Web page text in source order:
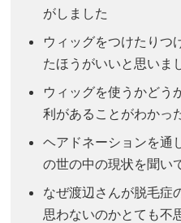
がしました
ウィッグをつけたりつ
たほうがいいと思いま
ウィッグを使うかどう
利があることがわかっ
ヘアドネーションを通
の世の中の現状を聞い
なぜ渡辺さんが脱毛症
思わないのかとても不